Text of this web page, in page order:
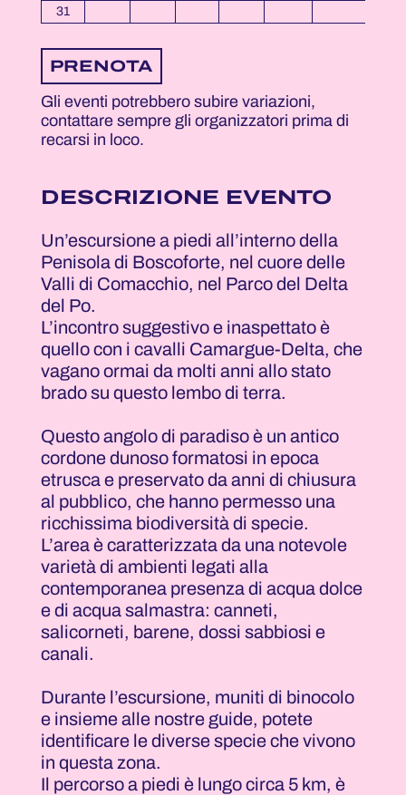
31
PRENOTA
Gli eventi potrebbero subire variazioni,
contattare sempre gli organizzatori prima di
recarsi in loco.
DESCRIZIONE EVENTO
Un’escursione a piedi all’interno della
Penisola di Boscoforte, nel cuore delle
Valli di Comacchio, nel Parco del Delta
del Po.
L’incontro suggestivo e inaspettato è
quello con i cavalli Camargue-Delta, che
vagano ormai da molti anni allo stato
brado su questo lembo di terra.
Questo angolo di paradiso è un antico
cordone dunoso formatosi in epoca
etrusca e preservato da anni di chiusura
al pubblico, che hanno permesso una
ricchissima biodiversità di specie.
L’area è caratterizzata da una notevole
varietà di ambienti legati alla
contemporanea presenza di acqua dolce
e di acqua salmastra: canneti,
salicorneti, barene, dossi sabbiosi e
canali.
Durante l’escursione, muniti di binocolo
e insieme alle nostre guide, potete
identificare le diverse specie che vivono
in questa zona.
Il percorso a piedi è lungo circa 5 km, è